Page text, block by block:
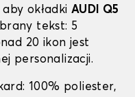
aby okładkiAUDI Q5
tekst: 5
20 ikon jest
personalizacji.
100% poliester,